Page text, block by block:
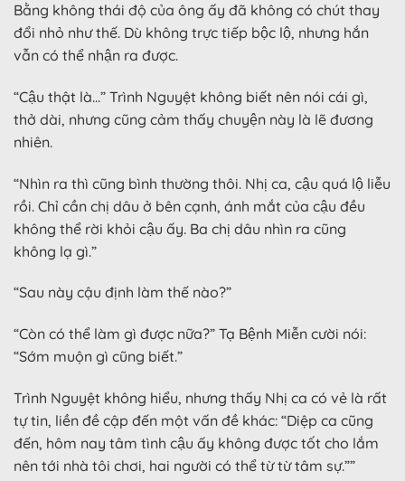
Bằng không thái độ của ông ấy đã không có chút thay
đổi nhỏ như thế. Dù không trực tiếp bộc lộ, nhưng hắn
vẫn có thể nhận ra được.
“Cậu thật là…” Trình Nguyệt không biết nên nói cái gì,
thở dài, nhưng cũng cảm thấy chuyện này là lẽ đương
nhiên.
“Nhìn ra thì cũng bình thường thôi. Nhị ca, cậu quá lộ liễu
rồi. Chỉ cần chị dâu ở bên cạnh, ánh mắt của cậu đều
không thể rời khỏi cậu ấy. Ba chị dâu nhìn ra cũng
không lạ gì.”
“Sau này cậu định làm thế nào?”
“Còn có thể làm gì được nữa?” Tạ Bệnh Miễn cười nói:
“Sớm muộn gì cũng biết.”
Trình Nguyệt không hiểu, nhưng thấy Nhị ca có vẻ là rất
tự tin, liền đề cập đến một vấn đề khác: “Diệp ca cũng
đến, hôm nay tâm tình cậu ấy không được tốt cho lắm
nên tới nhà tôi chơi, hai người có thể từ từ tâm sự.””